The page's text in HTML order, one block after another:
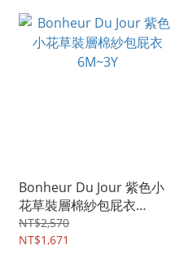
Bonheur Du Jour 紫色小
花草裝層棉紗包屁衣
6M~3Y
NT$2,570
NT$1,671